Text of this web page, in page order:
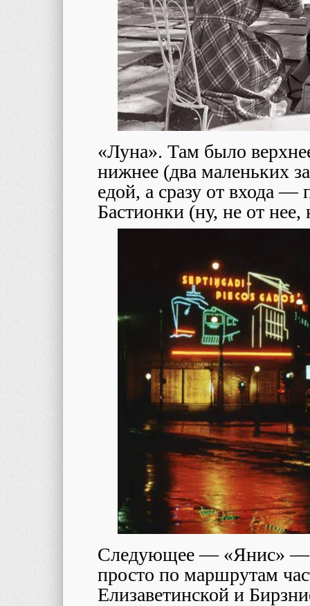
«Луна». Там было
нижнее (два маленьких
едой, а сразу от входа —
Бастионки (ну, не от
Следующее — «Янис» —
просто по маршрутам
Елизаветинской и